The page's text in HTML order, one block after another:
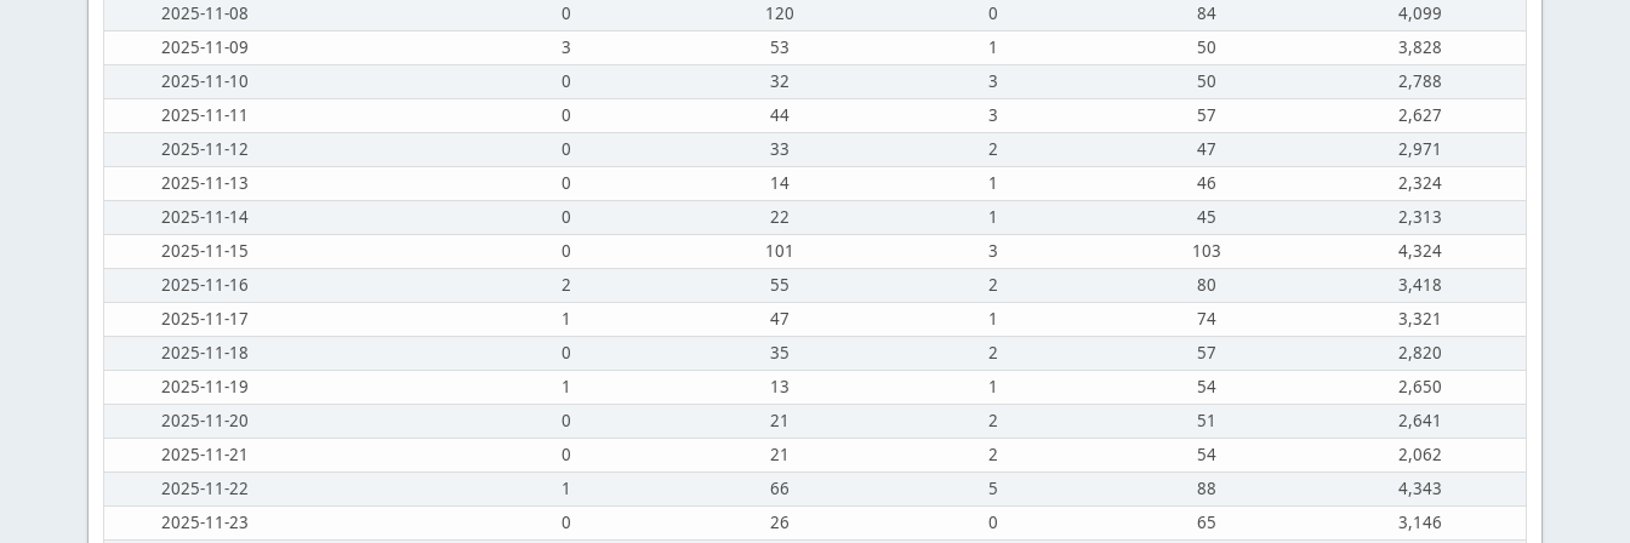
2025-11-08 0 120 0 84
4,099
2025-11-09
3 53 1 50
3,828
2025-11-10
0 32 3 50
2,788
2025-11-11
0 44 3 57
2,627
2025-11-12
0 33 2 47
2,971
2025-11-13
0 14 1 46
2,324
2025-11-14
0 22 1 45
2,313
2025-11-15
0 101 3 103
4,324
2025-11-16
2 55 2 80
3,418
2025-11-17
1 47 1 74
3,321
2025-11-18
0 35 2 57
2,820
2025-11-19
1 13 1 54
2,650
2025-11-20
0 21 2 51
2,641
2025-11-21
0 21 2 54
2,062
2025-11-22
1 66 5 88
4,343
2025-11-23
0 26 0 65 3,146